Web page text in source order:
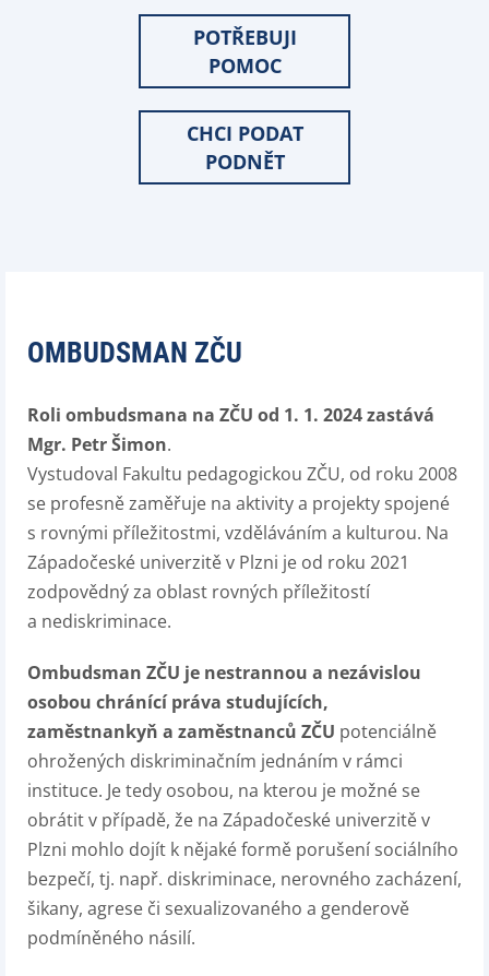
POTŘEBUJI
POMOC
CHCI PODAT
PODNĚT
OMBUDSMAN ZČU
Roli ombudsmana na ZČU od 1. 1. 2024 zastává
Mgr. Petr Šimon.
Vystudoval Fakultu pedagogickou ZČU, od roku 2008
se profesně zaměřuje na aktivity a projekty spojené
s rovnými příležitostmi, vzděláváním a kulturou. Na
Západočeské univerzitě v Plzni je od roku 2021
zodpovědný za oblast rovných příležitostí
a nediskriminace.
Ombudsman ZČU je nestrannou a nezávislou
osobou chránící práva studujících,
zaměstnankyň a zaměstnanců ZČU potenciálně
ohrožených diskriminačním jednáním v rámci
instituce. Je tedy osobou, na kterou je možné se
obrátit v případě, že na Západočeské univerzitě v
Plzni mohlo dojít k nějaké formě porušení sociálního
bezpečí, tj. např. diskriminace, nerovného zacházení,
šikany, agrese či sexualizovaného a genderově
podmíněného násilí.